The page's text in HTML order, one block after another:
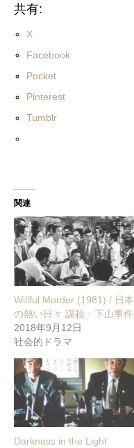
共有:
X
Facebook
Pocket
Pinterest
Tumblr
関連
Willful Murder (1981) / 日本
の熱い日々 謀殺・下山事件
2018年9月12日
社会的ドラマ
Darkness in the Light